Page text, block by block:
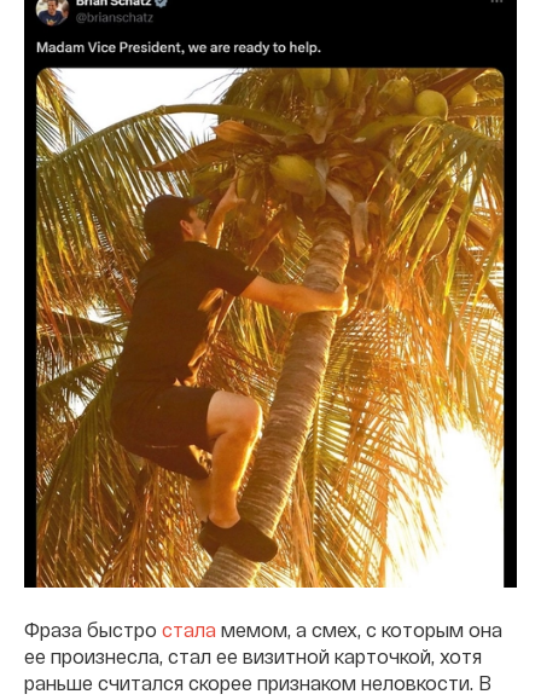
Фраза быстро стала мемом, а смех, с которым она
ее произнесла, стал ее визитной карточкой, хотя
раньше считался скорее признаком неловкости. В